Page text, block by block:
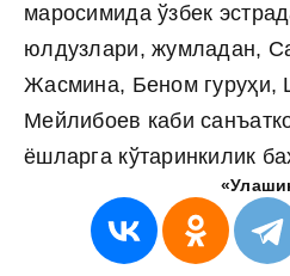
маросимида ўзбек
юлдузлари, жумладан,
Жасмина, Беном гуруҳи,
Мейлибоев каби
ёшларга кўтаринкилик